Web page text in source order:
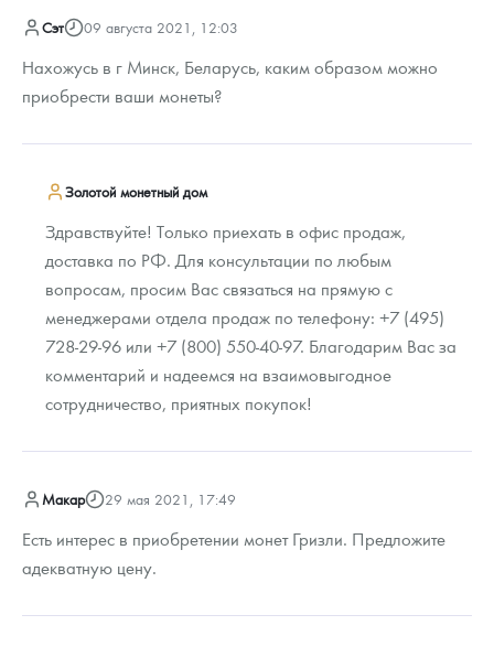
Сэт 09 августа 2021, 12:03
Нахожусь в г Минск, Беларусь, каким образом можно
приобрести ваши монеты?
Золотой монетный дом
Здравствуйте! Только приехать в офис продаж,
доставка по РФ. Для консультации по любым
вопросам, просим Вас связаться на прямую с
менеджерами отдела продаж по телефону: +7 (495)
728-29-96 или +7 (800) 550-40-97. Благодарим Вас за
комментарий и надеемся на взаимовыгодное
сотрудничество, приятных покупок!
Макар 29 мая 2021, 17:49
Есть интерес в приобретении монет Гризли. Предложите
адекватную цену.